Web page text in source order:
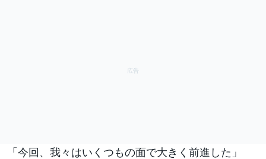
「今回、我々はいくつもの面で大きく前進した」